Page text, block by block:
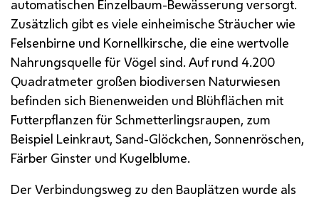
automatischen Einzelbaum-Bewässerung versorgt.
Zusätzlich gibt es viele einheimische Sträucher wie
Felsenbirne und Kornellkirsche, die eine wertvolle
Nahrungsquelle für Vögel sind. Auf rund 4.200
Quadratmeter großen biodiversen Naturwiesen
befinden sich Bienenweiden und Blühflächen mit
Futterpflanzen für Schmetterlingsraupen, zum
Beispiel Leinkraut, Sand-Glöckchen, Sonnenröschen,
Färber Ginster und Kugelblume.
Der Verbindungsweg zu den Bauplätzen wurde als